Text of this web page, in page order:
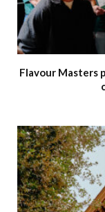
Flavour Masters